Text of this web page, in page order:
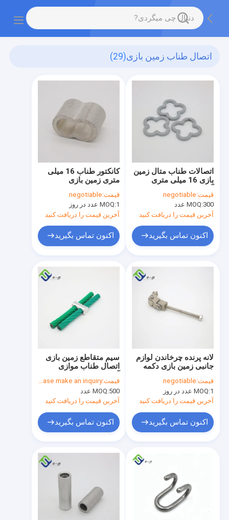
اتصال طناب زمین بازی(29)
کانکتور طناب 16 میلی
متری زمین بازی
آلومینیومی نقره ای
قیمت:negotiable
MOQ:1 عدد در روز
آخرین قیمت را دریافت کنید
اکنون تماس بگیرید
اتصالات طناب متال زمین
بازی 16 میلی متری
باری بالا رفتن
قیمت:negotiable
MOQ:300 عدد
آخرین قیمت را دریافت کنید
اکنون تماس بگیرید
سیم متقاطع زمین بازی
اتصال طناب موازی
متری
قیمت:please make an inquiry
MOQ:500 عدد
آخرین قیمت را دریافت کنید
اکنون تماس بگیرید
لانه پرنده چرخاندن لوازم
جانبی زمین بازی دکمه
قیمت:negotiable
MOQ:1 عدد در روز
آخرین قیمت را دریافت کنید
اکنون تماس بگیرید